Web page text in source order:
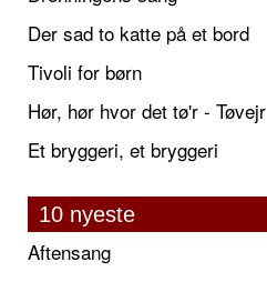
Der sad to katte på et bord
Tivoli for børn
Hør, hør hvor det tø'r - Tøvejr
Et bryggeri, et bryggeri
10 nyeste
Aftensang